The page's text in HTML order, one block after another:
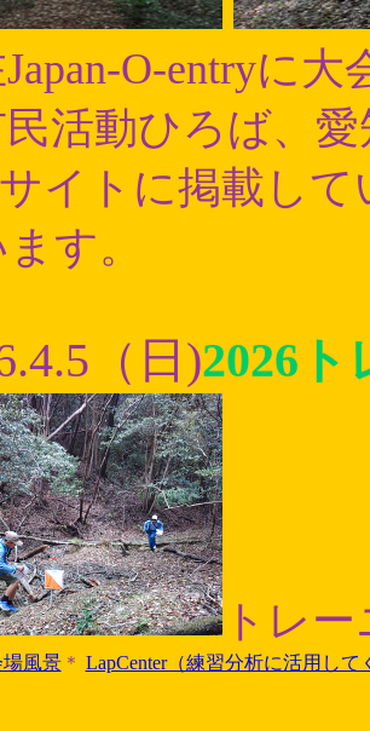
O-entryに
活動ひろば、
イトに掲載し
す。
（日)2026
トレ
場風景＊ LapCenter（練習分析に活用して